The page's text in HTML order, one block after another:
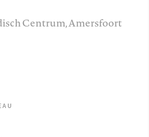
Centrum, Amersfoort